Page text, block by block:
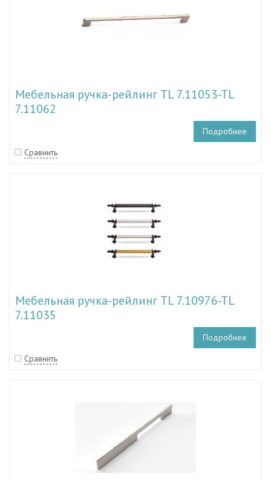
Мебельная ручка-рейлинг TL 7.11053-TL
7.11062
Подробнее
Сравнить
Мебельная ручка-рейлинг TL 7.10976-TL
7.11035
Подробнее
Сравнить